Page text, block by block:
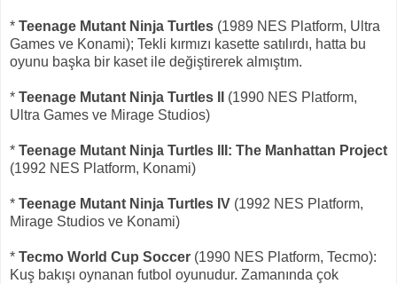
* Teenage Mutant Ninja Turtles (1989 NES Platform, Ultra
Games ve Konami); Tekli kırmızı kasette satılırdı, hatta bu
oyunu başka bir kaset ile değiştirerek almıştım.
* Teenage Mutant Ninja Turtles II
(1990 NES Platform,
Ultra Games ve Mirage Studios)
* Teenage Mutant Ninja Turtles III: The Manhattan Project
(1992 NES Platform, Konami)
* Teenage Mutant Ninja Turtles IV (1992 NES Platform,
Mirage Studios ve Konami)
* Tecmo World Cup Soccer (1990 NES Platform, Tecmo):
Kuş bakışı oynanan futbol oyunudur. Zamanında çok